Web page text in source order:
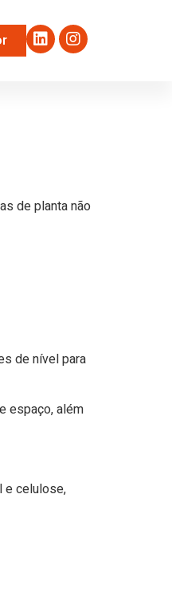
de planta não
de nível para
espaço, além
e celulose,